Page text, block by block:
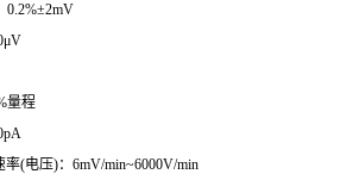
程
电压)：6mV/min~6000V/min